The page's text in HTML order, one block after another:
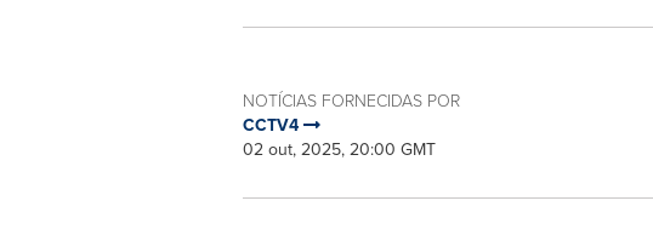
NOTÍCIAS FORNECIDAS POR
CCTV4
02 out, 2025, 20:00 GMT